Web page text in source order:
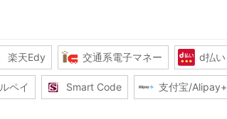
楽天Edy 交通系電子マネー d払い
ペイ Smart Code 支付宝/Alipay+